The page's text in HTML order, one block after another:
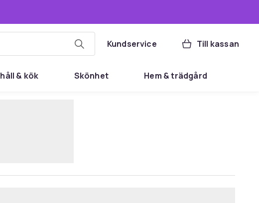
Kundservice Till kassan
& kök Skönhet Hem & trädgård